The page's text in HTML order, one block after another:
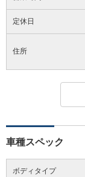
定休日
住所
車種スペック
ボディタイプ